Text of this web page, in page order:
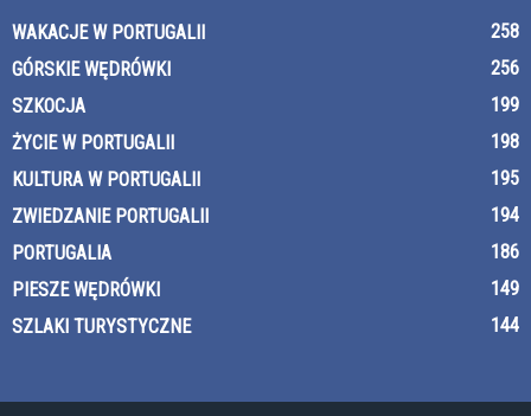
WAKACJE W PORTUGALII
258
GÓRSKIE WĘDRÓWKI
256
SZKOCJA
199
ŻYCIE W PORTUGALII
198
KULTURA W PORTUGALII
195
ZWIEDZANIE PORTUGALII
194
PORTUGALIA
186
PIESZE WĘDRÓWKI
149
SZLAKI TURYSTYCZNE
144